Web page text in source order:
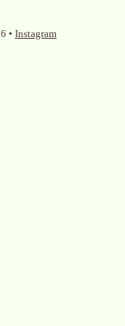
• Instagram